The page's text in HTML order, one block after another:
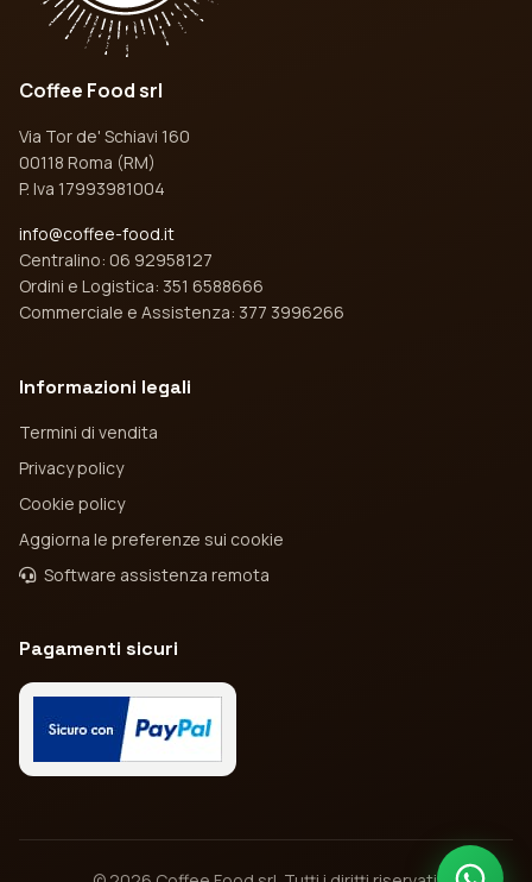
Coffee Food srl
Via Tor de' Schiavi 160
00118 Roma (RM)
P. Iva 17993981004
info@coffee-food.it
Centralino: 06 92958127
Ordini e Logistica: 351 6588666
Commerciale e Assistenza: 377 3996266
Informazioni legali
Termini di vendita
Privacy policy
Cookie policy
Aggiorna le preferenze sui cookie
Software assistenza remota
Pagamenti sicuri